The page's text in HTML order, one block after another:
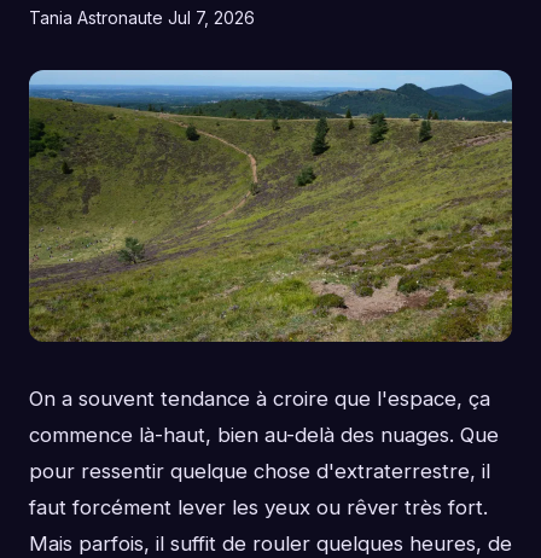
Tania Astronaute Jul 7, 2026
On a souvent tendance à croire que l'espace, ça
commence là-haut, bien au-delà des nuages. Que
pour ressentir quelque chose d'extraterrestre, il
faut forcément lever les yeux ou rêver très fort.
Mais parfois, il suffit de rouler quelques heures, de